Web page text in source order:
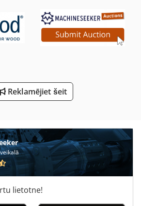
Reklamējiet šeit
lietotne!